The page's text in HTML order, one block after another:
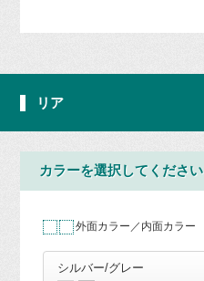
リア
カラーを選択してください
外面カラー／内面カラー
シルバー/グレー